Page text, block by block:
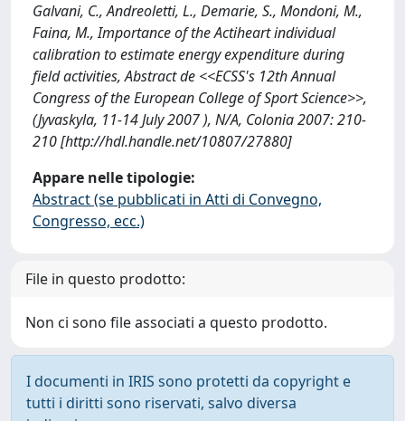
Galvani, C., Andreoletti, L., Demarie, S., Mondoni, M.,
Faina, M., Importance of the Actiheart individual
calibration to estimate energy expenditure during
field activities, Abstract de <<ECSS's 12th Annual
Congress of the European College of Sport Science>>,
(Jyvaskyla, 11-14 July 2007 ), N/A, Colonia 2007: 210-
210 [http://hdl.handle.net/10807/27880]
Appare nelle tipologie:
Abstract (se pubblicati in Atti di Convegno,
Congresso, ecc.)
File in questo prodotto:
Non ci sono file associati a questo prodotto.
I documenti in IRIS sono protetti da copyright e
tutti i diritti sono riservati, salvo diversa